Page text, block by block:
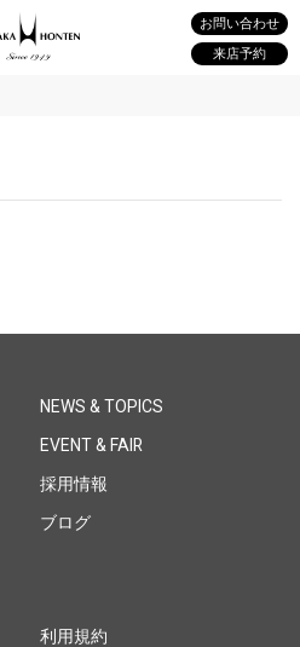
お問い合わせ
来店予約
NEWS & TOPICS
EVENT & FAIR
採用情報
ブログ
利用規約